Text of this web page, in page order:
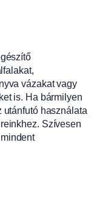
vázakat vagy
is. Ha bármilyen
utánfutó használata
Szívesen